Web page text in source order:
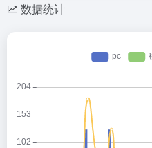
数据统计